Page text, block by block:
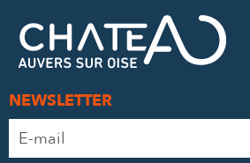
NEWSLETTER
Adresse
e-